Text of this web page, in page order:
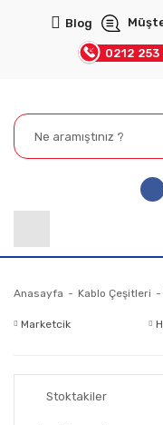
Blog
0212
Anasayfa Kablo Çeşitleri
Marketcik
Stoktakiler